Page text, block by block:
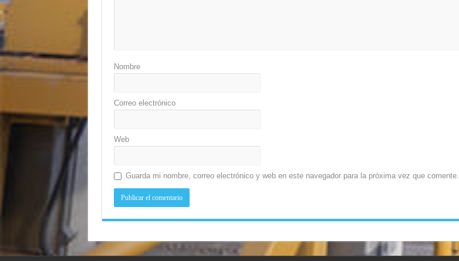
Nombre
Correo electrónico
Web
Guarda mi nombre, correo electrónico y web en este navegador para la próxima vez que comente.